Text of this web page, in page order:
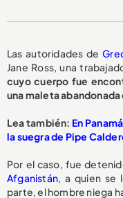
Las autoridades de
Jane Ross, una
cuyo cuerpo fue
una maleta
Lea también: En
la suegra de Pipe
Por el caso, fue
Afganistán, a quien se
parte, el hombre niega